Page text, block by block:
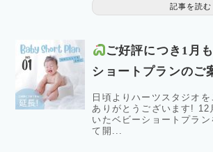
記事を読む
ご好評につき1月
ショートプランのご
日頃よりハーツスタジオを
ありがとうございます! 12
いたベビーショートプラン
て開...